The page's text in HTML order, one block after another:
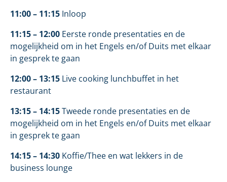
11:00 – 11:15 Inloop
11:15 – 12:00 Eerste ronde presentaties en de
mogelijkheid om in het Engels en/of Duits met elkaar
in gesprek te gaan
12:00 – 13:15 Live cooking lunchbuffet in het
restaurant
13:15 – 14:15Tweede ronde presentaties en de
mogelijkheid om in het Engels en/of Duits met elkaar
in gesprek te gaan
14:15 – 14:30 Koffie/Thee en wat lekkers in de
business lounge